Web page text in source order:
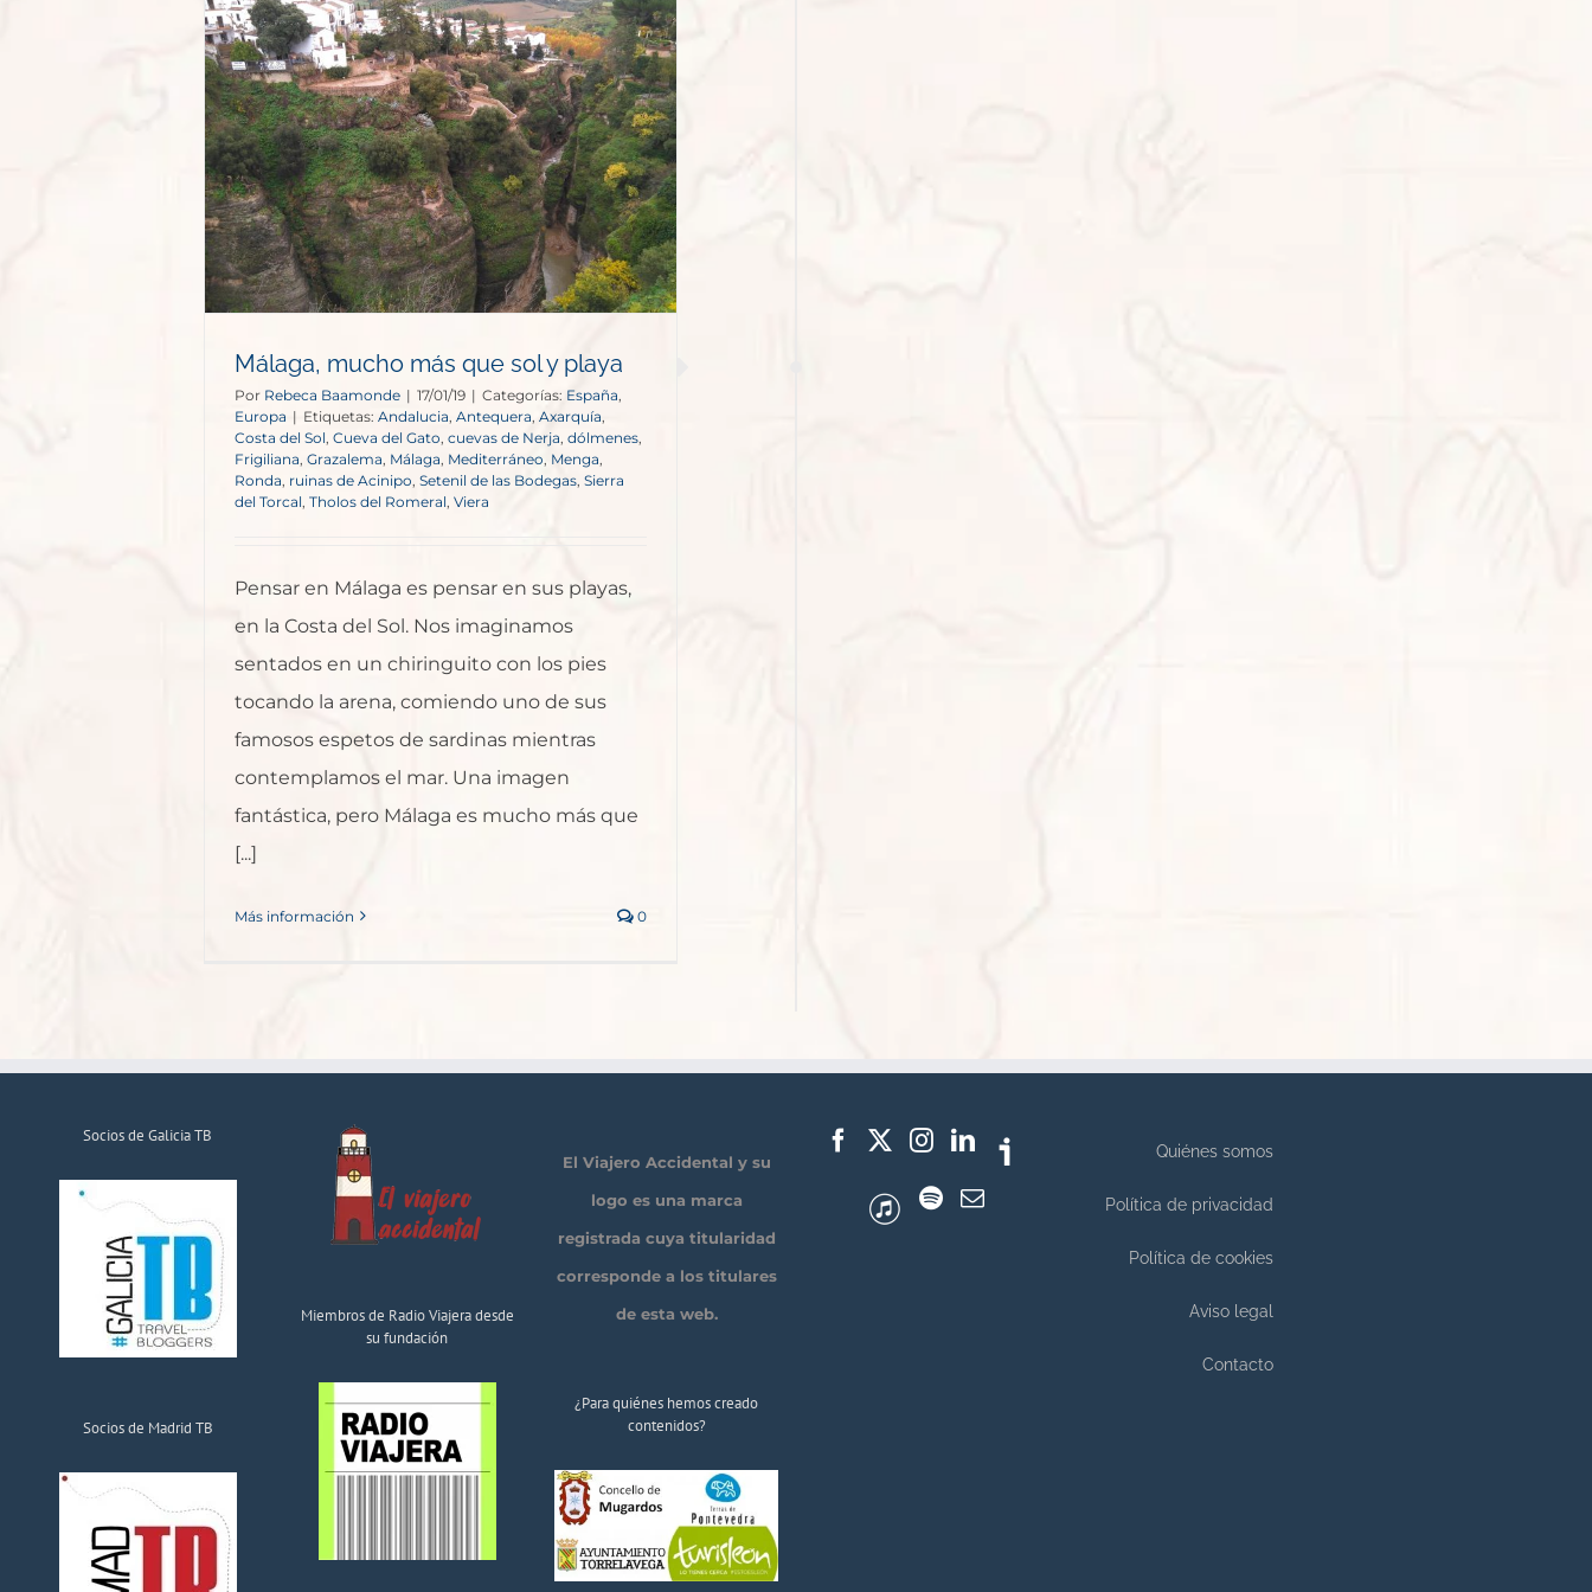
Málaga, mucho más que sol y playa
Por Rebeca Baamonde | 17/01/19 | Categorías: España
Europa | Etiquetas: Andalucia Antequera, Axarquía
Costa del Sol Cueva del Gato cuevas de Nerja dólmenes
Frigiliana, Grazalema Málaga, Mediterráneo Menga
Ronda ruinas de Acinipo, Setenil de las Bodegas Sierra
del Torcal Tholos del Romeral Viera
Pensar en Málaga es pensar en sus playas,
en la Costa del Sol. Nos imaginamos
sentados en un chiringuito con los pies
tocando la arena, comiendo uno de sus
famosos espetos de sardinas mientras
contemplamos el mar. Una imagen
fantástica, pero Málaga es mucho más que
[...]
Más información 0
Socios de Galicia TB
Socios de Madrid TB
Miembros de Radio Viajera desde
su fundación
El Viajero Accidental y su
logo es una marca
registrada cuya titularidad
corresponde a los titulares
de esta web.
¿Para quiénes hemos creado
contenidos?
Quiénes somos
Política de privacidad
Política de cookies
Aviso legal
Contacto